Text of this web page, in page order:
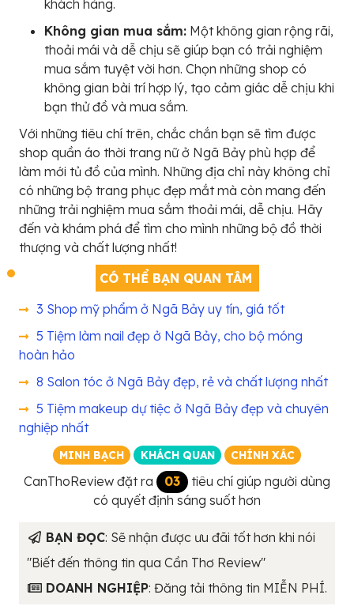
khách hàng.
Không gian mua sắm: Một không gian rộng rãi,
thoải mái và dễ chịu sẽ giúp bạn có trải nghiệm
mua sắm tuyệt vời hơn. Chọn những shop có
không gian bài trí hợp lý, tạo cảm giác dễ chịu khi
bạn thử đồ và mua sắm.
Với những tiêu chí trên, chắc chắn bạn sẽ tìm được
shop quần áo thời trang nữ ở Ngã Bảy phù hợp để
làm mới tủ đồ của mình. Những địa chỉ này không chỉ
có những bộ trang phục đẹp mắt mà còn mang đến
những trải nghiệm mua sắm thoải mái, dễ chịu. Hãy
đến và khám phá để tìm cho mình những bộ đồ thời
thượng và chất lượng nhất!
CÓ THỂ BẠN QUAN TÂM
3 Shop mỹ phẩm ở Ngã Bảy uy tín, giá tốt
5 Tiệm làm nail đẹp ở Ngã Bảy, cho bộ móng
hoàn hảo
8 Salon tóc ở Ngã Bảy đẹp, rẻ và chất lượng nhất
5 Tiệm makeup dự tiệc ở Ngã Bảy đẹp và chuyên
nghiệp nhất
MINH BẠCH KHÁCH QUAN CHÍNH XÁC
CanThoReview đặt ra 03 tiêu chí giúp người dùng
có quyết định sáng suốt hơn
BẠN ĐỌC: Sẽ nhận được ưu đãi tốt hơn khi nói
"Biết đến thông tin qua Cần Thơ Review"
DOANH NGHIỆP: Đăng tải thông tin MIỄN PHÍ.